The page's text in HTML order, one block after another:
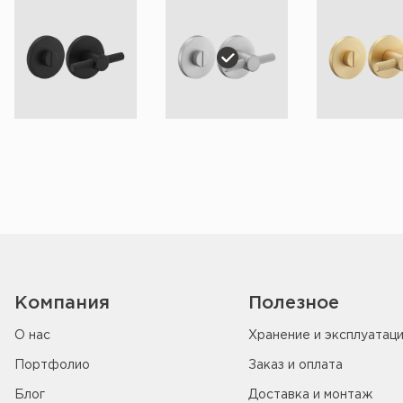
Компания
О нас
Портфолио
Блог
Полезное
Хранение и
Заказ и оплата
Доставка и монтаж